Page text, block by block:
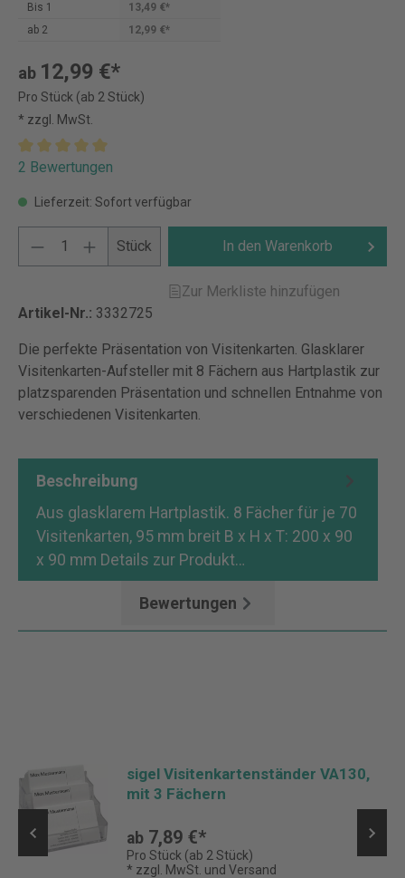
Bis 1
13,49 €*
ab 2 12,99 €*
ab 12,99 €*
Pro Stück (ab 2 Stück)
* zzgl. MwSt.
2 Bewertungen
Lieferzeit: Sofort verfügbar
Stück In den Warenkorb
Zur Merkliste hinzufügen
Artikel-Nr.: 3332725
Die perfekte Präsentation von Visitenkarten. Glasklarer
Visitenkarten-Aufsteller mit 8 Fächern aus Hartplastik zur
platzsparenden Präsentation und schnellen Entnahme von
verschiedenen Visitenkarten.
Beschreibung
Aus glasklarem Hartplastik. 8 Fächer für je 70
Visitenkarten, 95 mm breit B x H x T: 200 x 90
x 90 mm Details zur Produkt…
Bewertungen
sigel Visitenkartenständer VA130,
mit 3 Fächern
ab 7,89 €*
Pro Stück (ab 2 Stück)
* zzgl. MwSt. und Versand